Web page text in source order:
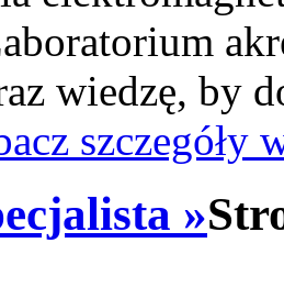
wiedzę, by
szczegóły
»